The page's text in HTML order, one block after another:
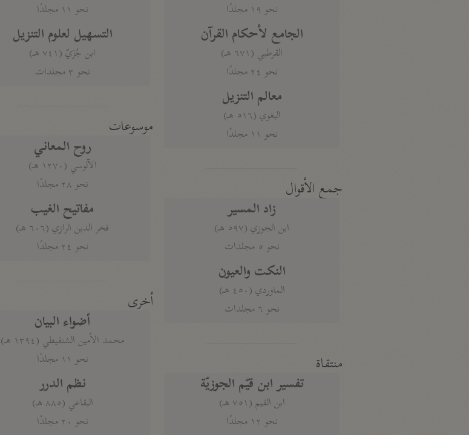
نحو ١٩ مجلدًا
الجامع لأحكام القرآن
القرطبي (٦٧١ هـ)
نحو ٢٤ مجلدًا
معالم التنزيل
البغوي (٥١٦ هـ)
نحو ١١ مجلدًا
جمع الأقوال
زاد المسير
ابن الجوزي (٥٩٧ هـ)
نحو ٥ مجلدات
النكت والعيون
الماوردي (٤٥٠ هـ)
نحو ٦ مجلدات
منتقاة
تفسير ابن قيّم الجوزيّة
ابن القيم (٧٥١ هـ)
نحو ١٢ مجلدًا
نحو ١١ مجلدًا
التسهيل لعلوم التنزيل
ابن جُزَيّ (٧٤١ هـ)
نحو ٣ مجلدات
موسوعات
روح المعاني
الآلوسي (١٢٧٠ هـ)
نحو ٢٨ مجلدًا
مفاتيح الغيب
فخر الدين الرازي (٦٠٦ هـ)
نحو ٢٤ مجلدًا
أخرى
أضواء البيان
محمد الأمين الشنقيطي (١٣٩٤ هـ)
نحو ١١ مجلدًا
نظم الدرر
البقاعي (٨٨٥ هـ)
نحو ٢٠ مجلدًا